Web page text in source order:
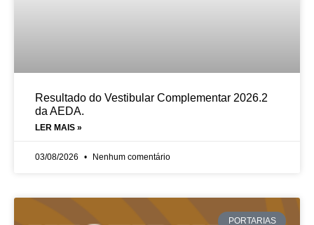
Resultado do Vestibular Complementar 2026.2
da AEDA.
LER MAIS »
03/08/2026 Nenhum comentário
PORTARIAS